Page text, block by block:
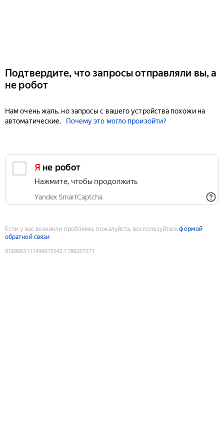
Подтвердите, что запросы отправляли вы, а
не робот
Нам очень жаль, но запросы с вашего устройства похожи на
автоматические.
Почему это могло произойти?
Я не робот
Нажмите, чтобы продолжить
Yandex SmartCaptcha
Если у вас возникли проблемы, пожалуйста, воспользуйтесьформой
обратной связи
9189883111494815542:1786207371